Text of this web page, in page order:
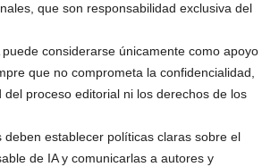
que son responsabilidad exclusiva del
puede considerarse únicamente como apoyo
que no comprometa la confidencialidad,
del proceso editorial ni los derechos de los
deben establecer políticas claras sobre el
de IA y comunicarlas a autores y